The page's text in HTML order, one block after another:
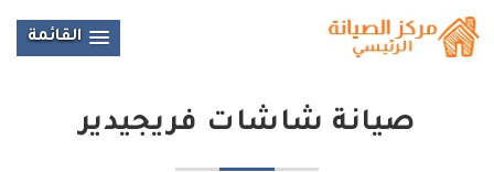
القائمة
صيانة شاشات فريجيدير